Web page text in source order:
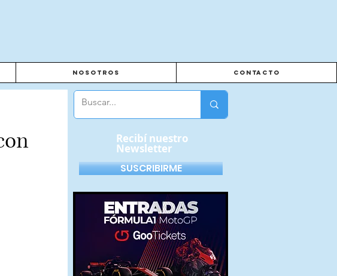
Nosotros Contacto
Recibí nuestro
Newsletter
SUSCRIBIRME